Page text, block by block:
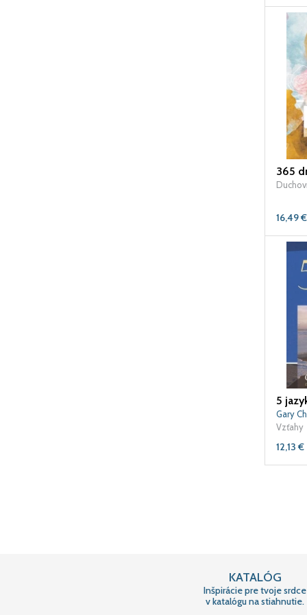
365
16,49€
Gary
Vzťahy
12,13 €
KATALÓG
Inšpirácie pre tvoje srdce
v katalógu na stiahnutie.